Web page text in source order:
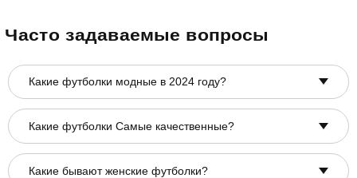
Часто задаваемые вопросы
Какие футболки модные в 2024 году?
Какие футболки Самые качественные?
Какие бывают женские футболки?